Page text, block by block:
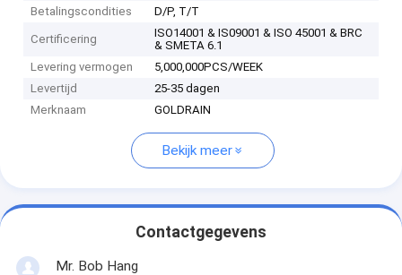
Betalingscondities
D/P, T/T
Certificering
ISO14001 & IS09001 & ISO 45001 & BRC
& SMETA 6.1
Levering vermogen
5,000,000PCS/WEEK
Levertijd
25-35 dagen
Merknaam
GOLDRAIN
Bekijk meer
Contactgegevens
Mr. Bob Hang